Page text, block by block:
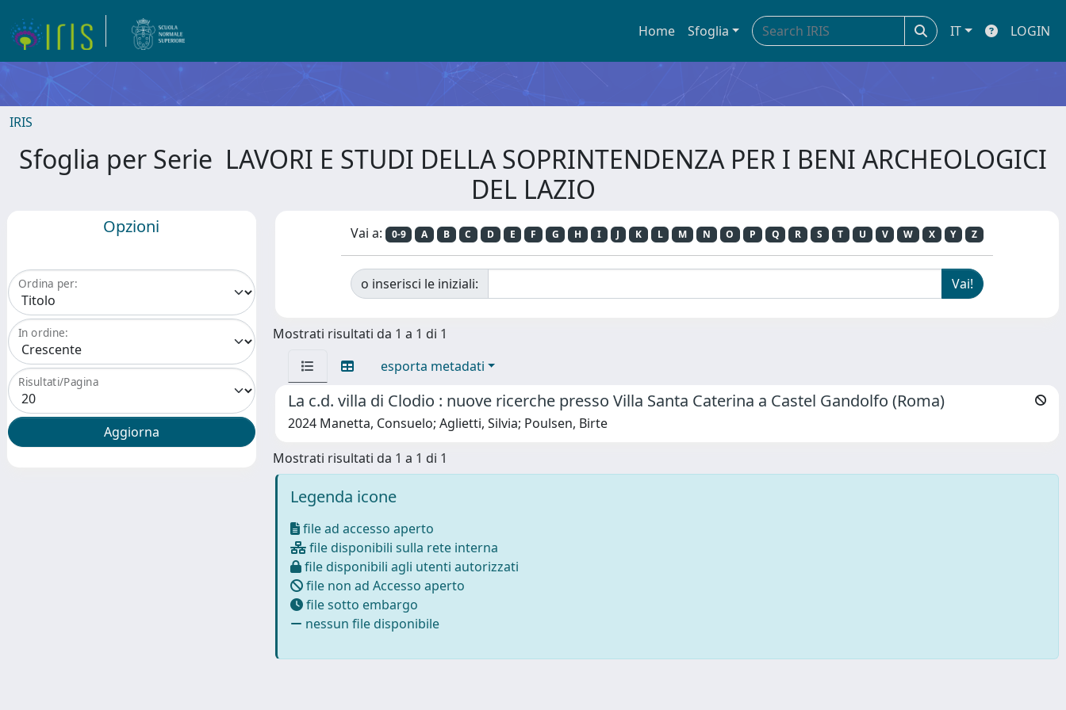
Home Sfoglia IT LOGIN
IRIS
Sfoglia per Serie LAVORI E STUDI DELLA SOPRINTENDENZA PER I BENI ARCHEOLOGICI
DEL LAZIO
Opzioni
Ordina per:
In ordine:
Risultati/Pagina
Vai a: 0-9 A B C D E F G H I J K L M N O P Q R S T U V W X Y Z
o inserisci le iniziali:
Mostrati risultati da 1 a 1 di 1
esporta metadati
La c.d. villa di Clodio : nuove ricerche presso Villa Santa Caterina a Castel Gandolfo (Roma)
2024 Manetta, Consuelo; Aglietti, Silvia; Poulsen, Birte
Mostrati risultati da 1 a 1 di 1
Legenda icone
file ad accesso aperto
file disponibili sulla rete interna
file disponibili agli utenti autorizzati
file non ad Accesso aperto
file sotto embargo
nessun file disponibile